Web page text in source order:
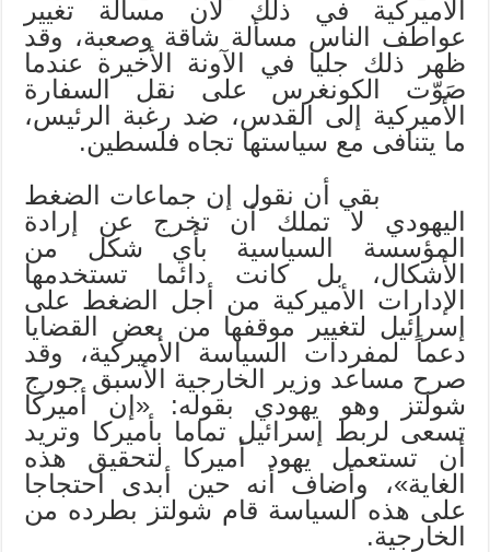
الأميركية في ذلك لأن مسألة تغيير
عواطف الناس مسألة شاقة وصعبة، وقد
ظهر ذلك جليا في الآونة الأخيرة عندما
صَوّت الكونغرس على نقل السفارة
الأميركية إلى القدس، ضد رغبة الرئيس،
ما يتنافى مع سياستها تجاه فلسطين.
بقي أن نقول إن جماعات الضغط
اليهودي لا تملك أن تخرج عن إرادة
المؤسسة السياسية بأي شكل من
الأشكال، بل كانت دائما تستخدمها
الإدارات الأميركية من أجل الضغط على
إسرائيل لتغيير موقفها من بعض القضايا
دعماً لمفردات السياسة الأميركية، وقد
صرح مساعد وزير الخارجية الأسبق جورج
شولتز وهو يهودي بقوله: «إن أميركا
تسعى لربط إسرائيل تماما بأميركا وتريد
أن تستعمل يهود أميركا لتحقيق هذه
الغاية»، وأضاف أنه حين أبدى احتجاجا
على هذه السياسة قام شولتز بطرده من
الخارجية.